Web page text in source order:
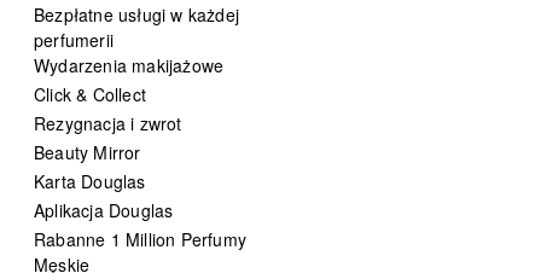
Bezpłatne usługi w każdej
perfumerii
Wydarzenia makijażowe
Click & Collect
Rezygnacja i zwrot
Beauty Mirror
Karta Douglas
Aplikacja Douglas
Rabanne 1 Million Perfumy
Męskie